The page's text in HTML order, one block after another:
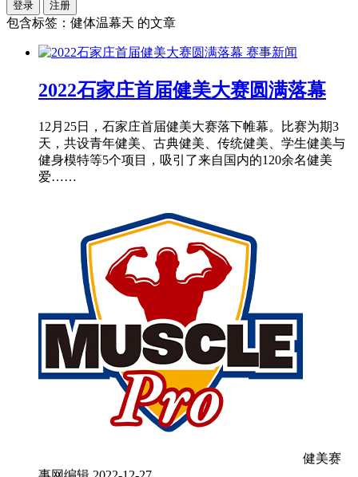
登录 注册
包含标签：健体温幕天 的文章
赛事新闻
2022石家庄首届健美大赛圆满落幕
12月25日，石家庄首届健美大赛落下帷幕。比赛为期3
天，共设青年健美、古典健美、传统健美、学生健美与
健身模特等5个项目，吸引了来自国内的120余名健美
爱……
健美赛